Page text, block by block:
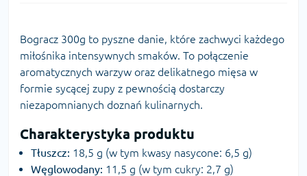
Bogracz 300g to pyszne danie, które zachwyci każdego
miłośnika intensywnych smaków. To połączenie
aromatycznych warzyw oraz delikatnego mięsa w
formie sycącej zupy z pewnością dostarczy
niezapomnianych doznań kulinarnych.
Charakterystyka produktu
Tłuszcz: 18,5 g (w tym kwasy nasycone: 6,5 g)
Węglowodany: 11,5 g (w tym cukry: 2,7 g)